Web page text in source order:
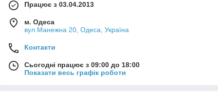
Працює з 03.04.2013
м. Одеса
вул.Манежна 20, Одеса, Україна
Контакти
Сьогодні працює з 09:00 до 18:00
Показати весь графік роботи